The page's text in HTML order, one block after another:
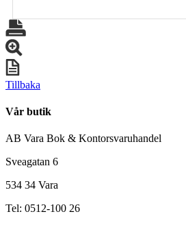
Tillbaka
Vår butik
AB Vara Bok & Kontorsvaruhandel
Sveagatan 6
534 34 Vara
Tel: 0512-100 26